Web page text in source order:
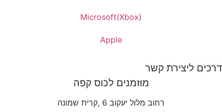
Microsoft(Xbox)
Apple
דרכים ליצירת קשר
מוזמנים לכוס קפה
רחוב מלול יעקוב 6 ,קרית שמונה